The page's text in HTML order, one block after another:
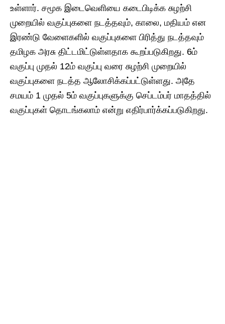
உள்ளார். சமூக இடைவெளியை கடைபிடிக்க சுழற்சி
முறையில் வகுப்புகளை நடத்தவும், காலை, மதியம் என
இரண்டு வேளைகளில் வகுப்புகளை பிரித்து நடத்தவும்
தமிழக அரசு திட்டமிட்டுள்ளதாக கூறப்படுகிறது. 6ம்
வகுப்பு முதல் 12ம் வகுப்பு வரை சுழற்சி முறையில்
வகுப்புகளை நடத்த ஆலோசிக்கப்பட்டுள்ளது. அதே
சமயம் 1 முதல் 5ம் வகுப்புகளுக்கு செப்டம்பர் மாதத்தில்
வகுப்புகள் தொடங்கலாம் என்று எதிர்பார்க்கப்படுகிறது.